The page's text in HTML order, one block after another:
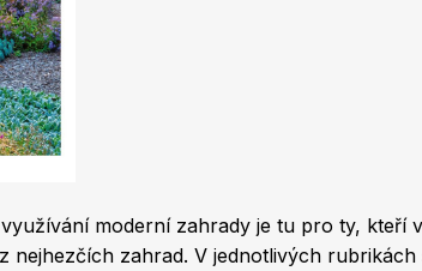
Best of
Kids
moderní zahrady je tu pro ty, kteří
nejhezčích zahrad. V jednotlivých